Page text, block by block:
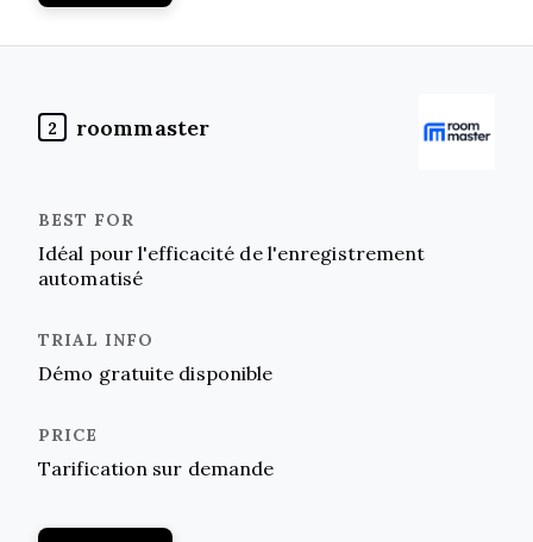
2 roommaster
Idéal pour l'efficacité de l'enregistrement
automatisé
Démo gratuite disponible
Tarification sur demande